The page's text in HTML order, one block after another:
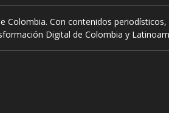
Con contenidos
Digital de Colombia y